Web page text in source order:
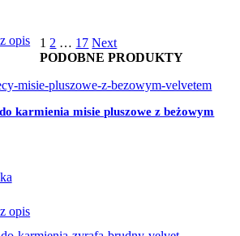
do
184,00zł
opis 1 2 … 17 Next
PODOBNE PRODUKTY
karmienia misie pluszowe z beżowym
opis